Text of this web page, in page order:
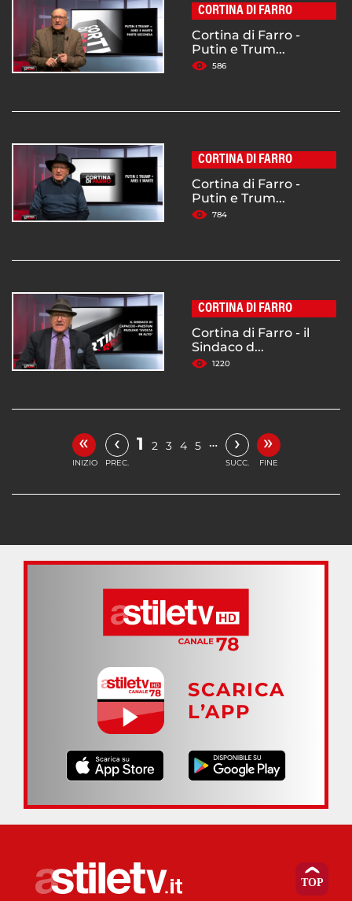
CORTINA DI FARRO
Cortina di Farro -
Putin e Trum...
586
CORTINA DI FARRO
Cortina di Farro -
Putin e Trum...
784
CORTINA DI FARRO
Cortina di Farro - il
Sindaco d...
1220
«
INIZIO
‹
PREC.
1 2 3 4 5 … ›
SUCC.
»
FINE
SCARICA
L’APP